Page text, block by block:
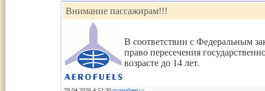
Внимание пассажирам!!!
В соответствии с Федеральным
право пересечения
возрасте до 14 лет.